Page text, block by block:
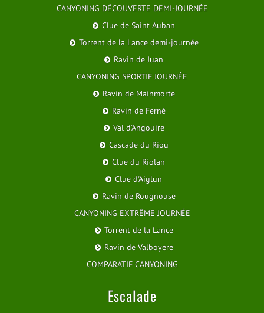
CANYONING DÉCOUVERTE DEMI-JOURNÉE
Clue de Saint Auban
Torrent de la Lance demi-journée
Ravin de Juan
CANYONING SPORTIF JOURNÉE
Ravin de Mainmorte
Ravin de Ferné
Val d'Angouire
Cascade du Riou
Clue du Riolan
Clue d'Aiglun
Ravin de Rougnouse
CANYONING EXTRÊME JOURNÉE
Torrent de la Lance
Ravin de Valboyere
COMPARATIF CANYONING
Escalade